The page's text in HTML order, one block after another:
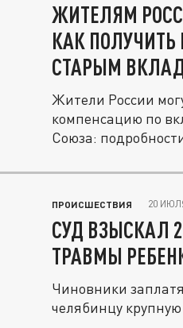
ЖИТЕЛЯМ
КАК
СТАРЫМ
Жители России
компенсацию по
Союза:
ПРОИСШЕСТВИЯ 20
СУД ВЗЫСКАЛ
ТРАВМЫ
Чиновники
челябинцу